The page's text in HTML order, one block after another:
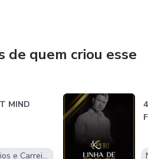
quem criou esse
MIND
Negócios e Carreira